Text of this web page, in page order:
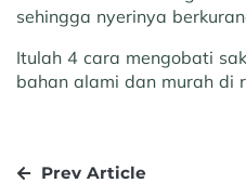
sehingga nyerinya
Itulah 4 cara mengobati
bahan alami dan murah di
Prev Article